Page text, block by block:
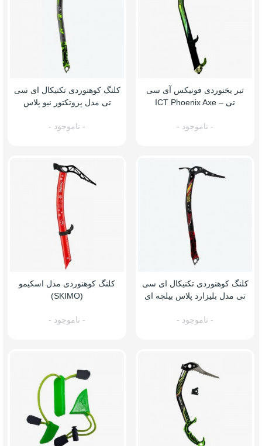
تبر یخنوردی فونیکس آی سی
تی – ICT Phoenix Axe
- ناموجود -
کلنگ کوهنوردی تکنیکال ای سی
تی مدل پروتکتور نیو پلاس
- ناموجود -
کلنگ کوهنوردی تکنیکال ای سی
تی مدل بلیزارد پلاس بیلچه ای
- ناموجود -
کلنگ کوهنوردی مدل اسکیمو
(SKIMO)
- ناموجود -